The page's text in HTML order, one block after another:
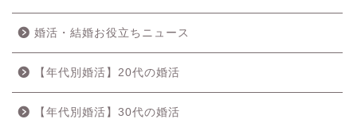
婚活・結婚お役立ちニュース
【年代別婚活】20代の婚活
【年代別婚活】30代の婚活